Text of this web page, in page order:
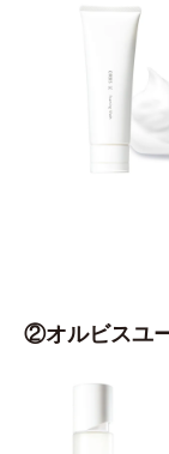
②オルビスユ